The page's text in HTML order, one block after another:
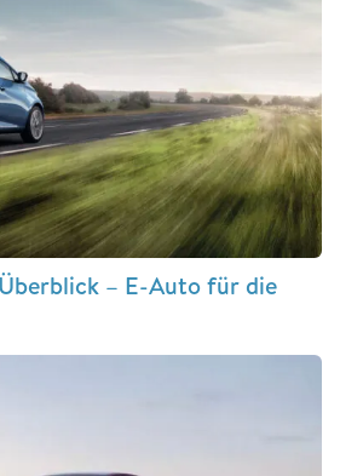
– E-Auto für die